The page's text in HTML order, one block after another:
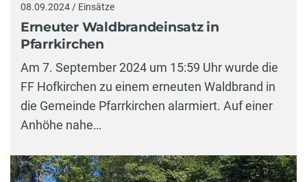
08.09.2024 / Einsätze
Erneuter Waldbrandeinsatz in
Pfarrkirchen
Am 7. September 2024 um 15:59 Uhr wurde die
FF Hofkirchen zu einem erneuten Waldbrand in
die Gemeinde Pfarrkirchen alarmiert. Auf einer
Anhöhe nahe…